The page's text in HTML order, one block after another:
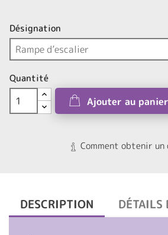
Désignation
Quantité
Ajouter au
Comment obtenir un
DESCRIPTION DÉTAILS